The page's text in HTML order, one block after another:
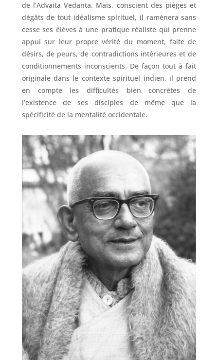
de l’Advaita Vedanta. Mais, conscient des pièges et
dégâts de tout idéalisme spirituel, il ramènera sans
cesse ses élèves à une pratique réaliste qui prenne
appui sur leur propre vérité du moment, faite de
désirs, de peurs, de contradictions intérieures et de
conditionnements inconscients. De façon tout à fait
originale dans le contexte spirituel indien, il prend
en compte les difficultés bien concrètes de
l’existence de ses disciples de même que la
spécificité de la mentalité occidentale.